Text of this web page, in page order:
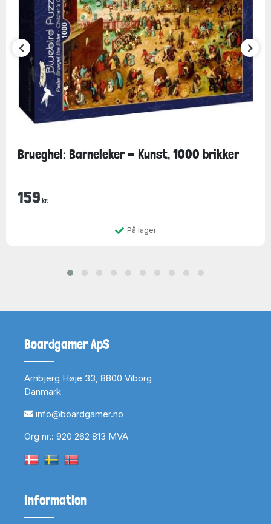
Brueghel: Barneleker - Kunst, 1000 brikker
159 kr.
På lager
Boardgamer ApS
Arnbjerg Høje 33, 8800 Viborg
Danmark
info@boardgamer.no
Org nr.: 920 262 813 MVA
Information